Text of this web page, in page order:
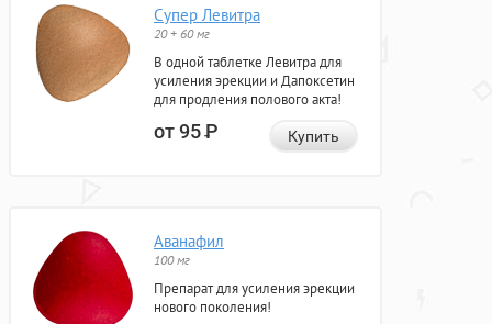
Супер Левитра
20 + 60 мг
В одной таблетке Левитра для
усиления эрекции и Дапоксетин
для продления полового акта!
от 95Р Купить
Аванафил
100 мг
Препарат для усиления эрекции
нового поколения!